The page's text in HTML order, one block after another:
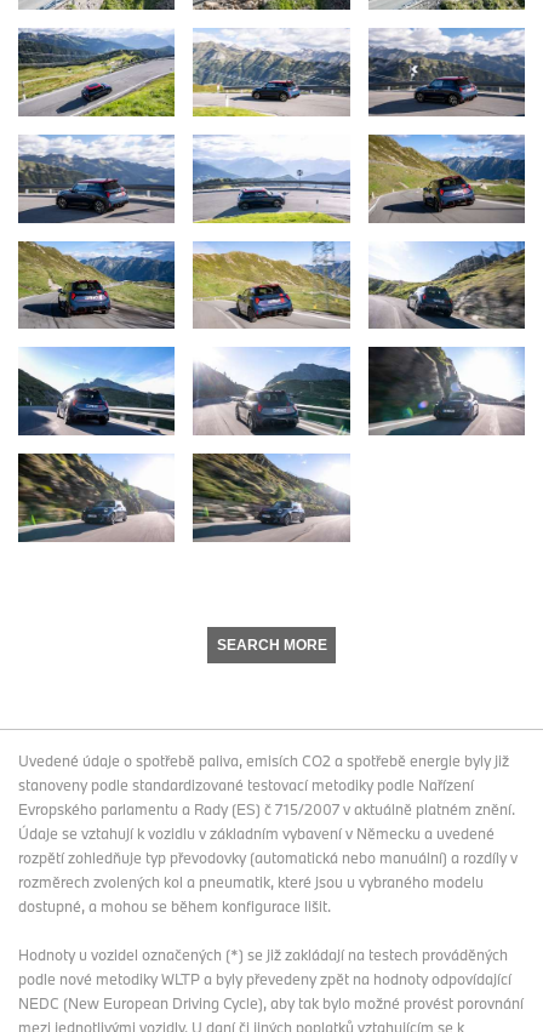
SEARCH MORE
Uvedené údaje o spotřebě paliva, emisích CO2 a spotřebě energie byly již
stanoveny podle standardizované testovací metodiky podle Nařízení
Evropského parlamentu a Rady (ES) č 715/2007 v aktuálně platném znění.
Údaje se vztahují k vozidlu v základním vybavení v Německu a uvedené
rozpětí zohledňuje typ převodovky (automatická nebo manuální) a rozdíly v
rozměrech zvolených kol a pneumatik, které jsou u vybraného modelu
dostupné, a mohou se během konfigurace lišit.
Hodnoty u vozidel označených (*) se již zakládají na testech prováděných
podle nové metodiky WLTP a byly převedeny zpět na hodnoty odpovídající
NEDC (New European Driving Cycle), aby tak bylo možné provést porovnání
mezi jednotlivými vozidly. U daní či jiných poplatků vztahujícím se k